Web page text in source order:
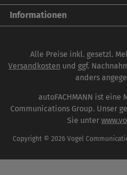
Informationen
Alle Preise inkl. gesetzl.
Versandkosten und ggf.
anders
autoFACHMANN ist eine
Communications Group. Unser
Sie unter
Copyright © 2026 Vogel